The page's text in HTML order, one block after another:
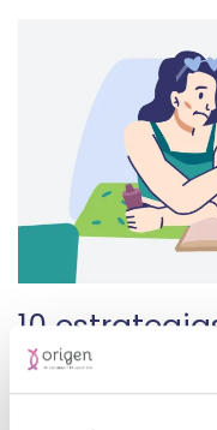
10
ajustar
ansiedad en